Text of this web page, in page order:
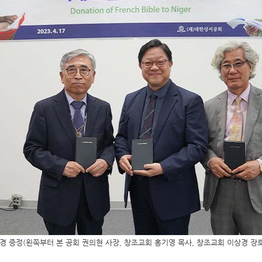
증정(왼쪽부터 본 공회 권의현 사장 창조교회 홍기영 목사 창조교회 이상경 장